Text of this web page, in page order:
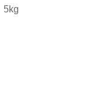
5kg